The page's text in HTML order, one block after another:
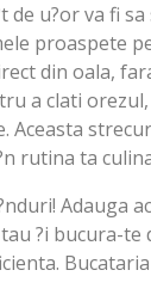
de u?or va fi
proaspete
din oala,
a clati
Aceasta
rutina ta
Adauga
?i bucura-